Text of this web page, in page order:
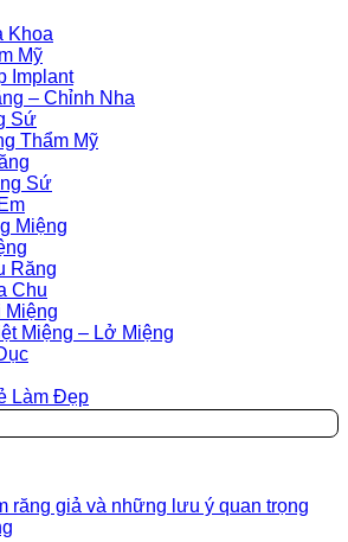
Khoa
Mỹ
Implant
– Chỉnh Nha
Sứ
Thẩm Mỹ
Sứ
Miệng
Răng
Chu
Miệng
Miệng – Lở Miệng
Làm Đẹp
răng giả và những lưu ý quan trọng
hàm răng đẹp và phương pháp niềng